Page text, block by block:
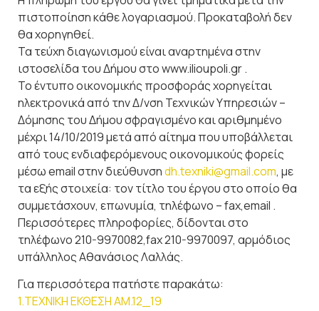
πιστοποίηση κάθε λογαριασμού. Προκαταβολή δεν
θα χορηγηθεί.
Τα τεύχη διαγωνισμού είναι αναρτημένα στην
ιστοσελίδα του Δήμου στο www.ilioupoli.gr .
Το έντυπο οικονομικής προσφοράς χορηγείται
ηλεκτρονικά από την Δ/νση Τεχνικών Υπηρεσιών –
Δόμησης του Δήμου σφραγισμένο και αριθμημένο
μέχρι 14/10/2019 μετά από αίτημα που υποβάλλεται
από τους ενδιαφερόμενους οικονομικούς φορείς
μέσω email στην διεύθυνσηdh.texniki@gmail.com, με
τα εξής στοιχεία: τον τίτλο του έργου στο οποίο θα
συμμετάσχουν, επωνυμία, τηλέφωνο – fax,email .
Περισσότερες πληροφορίες, δίδονται στο
τηλέφωνο 210-9970082,fax 210-9970097, αρμόδιος
υπάλληλος Αθανάσιος Λαλλάς.
Για περισσότερα πατήστε παρακάτω:
1.ΤΕΧΝΙΚΗ ΕΚΘΕΣΗ ΑΜ.12_19